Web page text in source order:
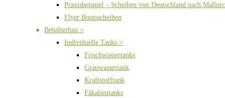
Praxisbeispiel – Scheiben von Deutschland nach
Flyer Bootsscheiben
Behälterbau >
Individuelle Tanks >
Frischwassertanks
Grauwassertank
Kraftstofftank
Fäkalientanks